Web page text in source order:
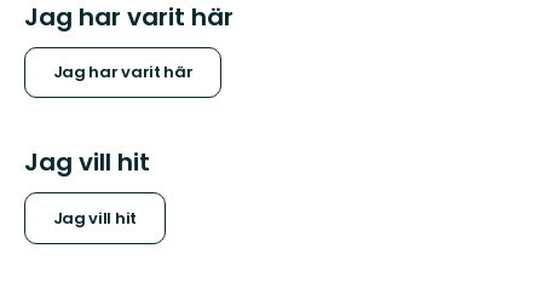
Jag har varit här
Jag har varit här
Jag vill hit
Jag vill hit